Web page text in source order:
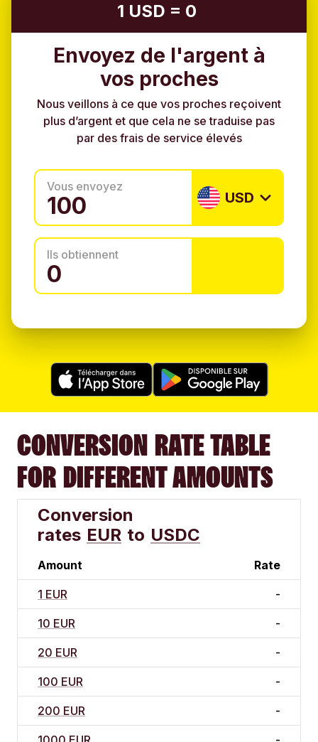
1 USD = 0
Envoyez de l'argent à
vos proches
Nous veillons à ce que vos proches reçoivent
plus d’argent et que cela ne se traduise pas
par des frais de service élevés
Vous envoyez
USD
Ils obtiennent
CONVERSION RATE TABLE
FOR DIFFERENT AMOUNTS
Conversion
rates EUR to USDC
Amount Rate
1 EUR -
10 EUR -
20 EUR -
100 EUR -
200 EUR -